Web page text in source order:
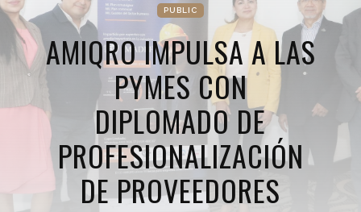
PUBLIC
AMIQRO IMPULSA A LAS
PYMES CON
DIPLOMADO DE
PROFESIONALIZACIÓN
DE PROVEEDORES